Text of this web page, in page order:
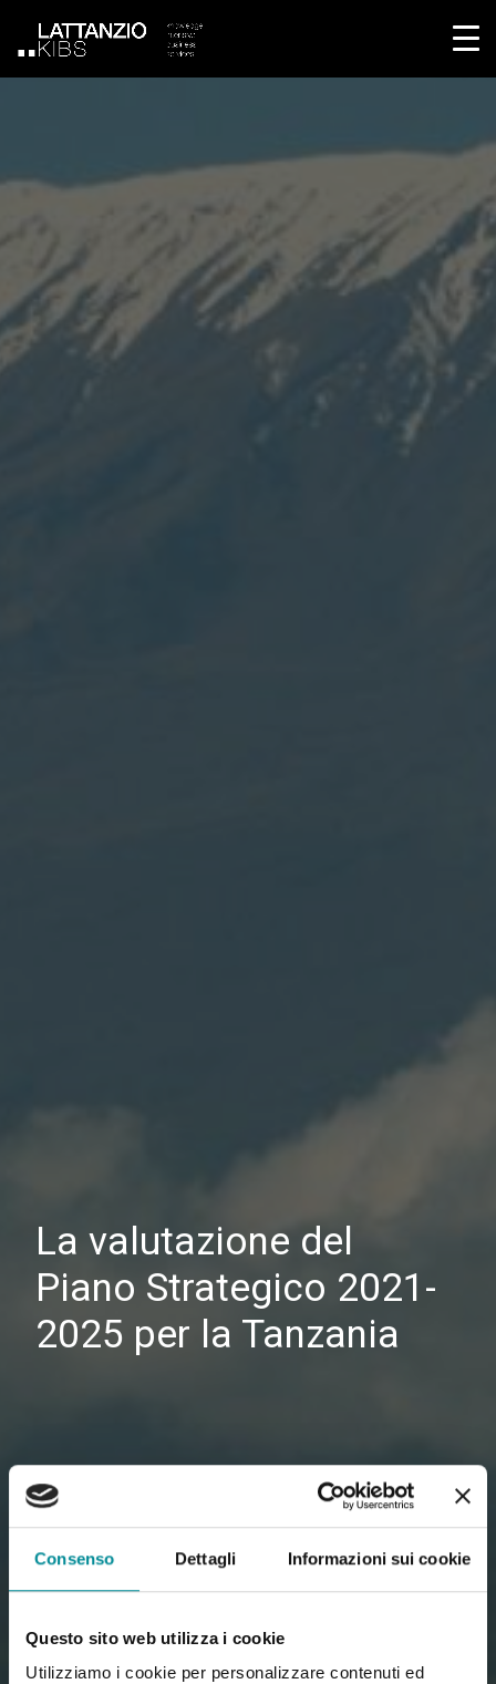
Consenso Dettagli Informazioni sui cookie
Questo sito web utilizza i cookie
Utilizziamo i cookie per personalizzare contenuti ed
La valutazione del
Piano Strategico 2021-
2025 per la Tanzania